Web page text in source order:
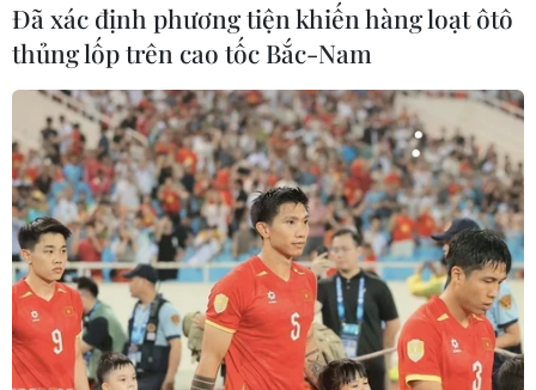
Chính thức mở đường chuyên dụng cặp
cửa khẩu quốc tế Hữu Nghị-Hữu Nghị
Quan
27/05/2024 05:25
Việc mở đường chuyên dụng nhằm nâng cao năng lực,
Đã xác định phương tiện khiến hàng loạt ôtô
thủng lốp trên cao tốc Bắc-Nam